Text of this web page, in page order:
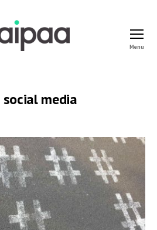
Menu
social media